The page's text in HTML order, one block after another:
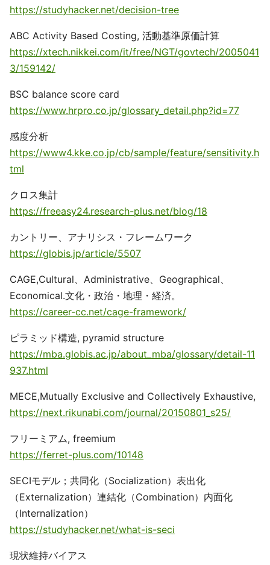
https://studyhacker.net/decision-tree
ABC Activity Based Costing, 活動基準原価計算
https://xtech.nikkei.com/it/free/NGT/govtech/2005041
3/159142/
BSC balance score card
https://www.hrpro.co.jp/glossary_detail.php?id=77
感度分析
https://www4.kke.co.jp/cb/sample/feature/sensitivity.h
tml
クロス集計
https://freeasy24.research-plus.net/blog/18
カントリー、アナリシス・フレームワーク
https://globis.jp/article/5507
CAGE,Cultural、Administrative、Geographical、
Economical.文化・政治・地理・経済。
https://career-cc.net/cage-framework/
ピラミッド構造, pyramid structure
https://mba.globis.ac.jp/about_mba/glossary/detail-11
937.html
MECE,Mutually Exclusive and Collectively Exhaustive,
https://next.rikunabi.com/journal/20150801_s25/
フリーミアム, freemium
https://ferret-plus.com/10148
SECIモデル；共同化（Socialization）表出化
（Externalization）連結化（Combination）内面化
（Internalization）
https://studyhacker.net/what-is-seci
現状維持バイアス